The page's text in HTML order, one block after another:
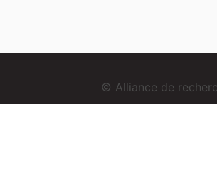
© Alliance de